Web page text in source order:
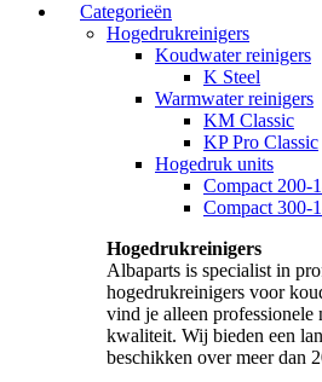
Categorieën
Hogedrukreinigers
Koudwater reinigers
K Steel
Warmwater reinigers
KM Classic
KP Pro Classic
Hogedruk units
Compact 200-
Compact 300-
Hogedrukreinigers
Albaparts is specialist in
hogedrukreinigers voor
vind je alleen professionele
kwaliteit. Wij bieden een
beschikken over meer dan